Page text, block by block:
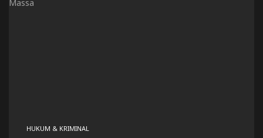
HUKUM & KRIMINAL